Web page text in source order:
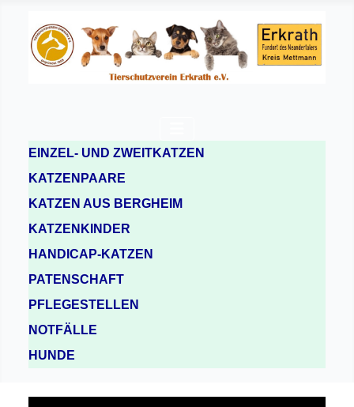
EINZEL- UND ZWEITKATZEN
KATZENPAARE
KATZEN AUS BERGHEIM
KATZENKINDER
HANDICAP-KATZEN
PATENSCHAFT
PFLEGESTELLEN
NOTFÄLLE
HUNDE